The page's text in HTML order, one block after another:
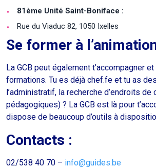
81ème Unité Saint-Boniface :
Rue du Viaduc 82, 1050 Ixelles
Se former à
La GCB peut également t’accompagner
formations. Tu es déjà chef.fe et tu as
l’administratif, la recherche d’endroits de
pédagogiques) ? La GCB est là pour
dispose de beaucoup d’outils à
Contacts :
02/538 40 70 – info@guides.be